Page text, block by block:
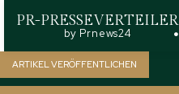
PR-PRESSEVERTEILER
by Prnews24
ARTIKEL VERÖFFENTLICHEN